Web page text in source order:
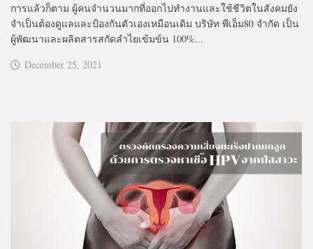
การแล้วก็ตาม ผู้คนจำนวนมากที่ออกไปทำงานและใช้ชีวิตในสังคมยัง
จำเป็นต้องดูแลและป้องกันตัวเองเหมือนเดิม บริษัท พีเอ็ม80 จำกัด เป็น
ผู้พัฒนาและผลิตสารสกัดลำไยเข้มข้น 100%...
December 25, 2021